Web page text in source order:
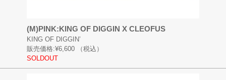
(M)PINK:KING OF DIGGIN X CLEOFUS
KING OF DIGGIN’
販売価格:¥6,600
（税込）
SOLDOUT